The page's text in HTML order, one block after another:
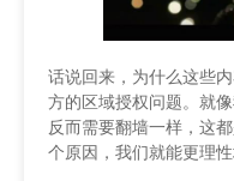
话说回来，为什么这些
方的区域授权问题。就
反而需要翻墙一样，这
个原因，我们就能更理性